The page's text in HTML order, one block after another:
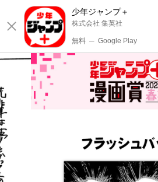
少年ジャンプ＋
株式会社 集英社
無料 ─ Google Play